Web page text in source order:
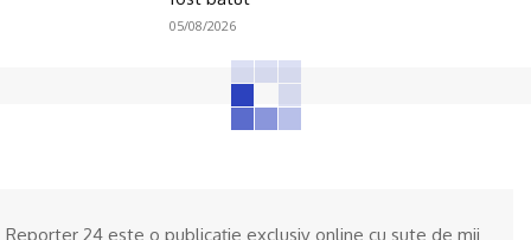
05/08/2026
Reporter 24 este o publicaţie exclusiv online cu sute de mii